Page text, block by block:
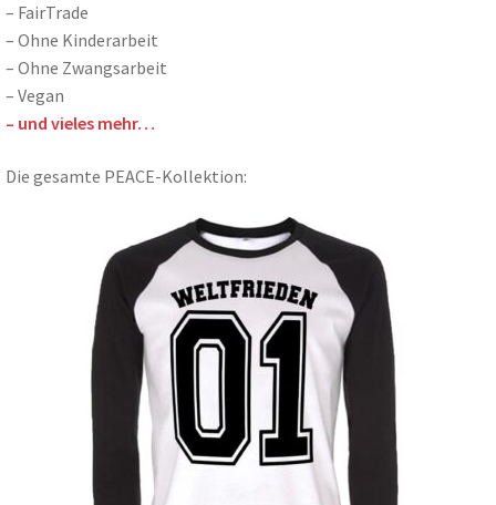
– FairTrade
– Ohne Kinderarbeit
– Ohne Zwangsarbeit
– Vegan
– und vieles mehr…
Die gesamte PEACE-Kollektion: